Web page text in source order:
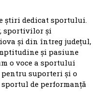
știri dedicat sportului.
sportivilor și
și din întreg județul,
și pasiune
o voce a sportului
suporteri și o
de performanță